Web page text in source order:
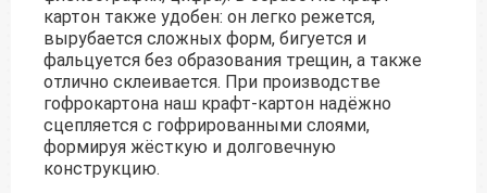
картон также удобен: он легко режется,
вырубается сложных форм, бигуется и
фальцуется без образования трещин, а также
отлично склеивается. При производстве
гофрокартона наш крафт-картон надёжно
сцепляется с гофрированными слоями,
формируя жёсткую и долговечную
конструкцию.